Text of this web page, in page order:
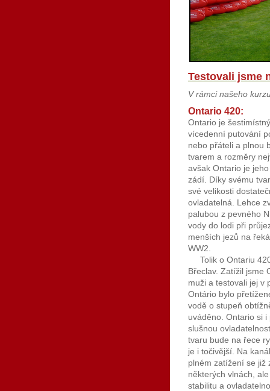
Testovali jsme
V rámci našeho
Ontario 420:
Ontario je
vícedenní putování
nebo přáteli a plnou
tvarem a rozměry
avšak Ontario je
zádí. Díky svému
své velikosti
ovladatelná. Lehce
palubou z pevného
vody do lodi při
menších jezů na
WW2.
Tolik o Ontariu
Břeclav. Zatížil jsme
muži a testovali jej v
Ontário bylo
vodě o stupeň
uváděno. Ontario si
slušnou
tvaru bude na řece
je i točivější. Na
plném zatížení se již
některých vlnách,
stabilitu a